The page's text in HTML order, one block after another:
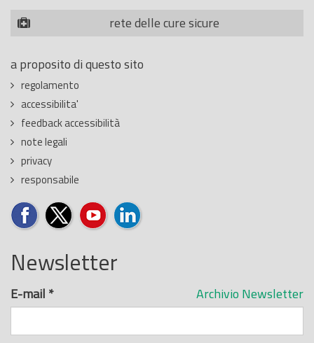
rete delle cure sicure
a proposito di questo sito
regolamento
accessibilita'
feedback accessibilità
note legali
privacy
responsabile
Newsletter
Archivio Newsletter
E-mail *